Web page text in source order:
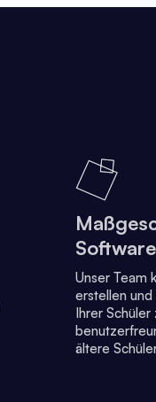
Unser Team
erstellen
Ihrer
ältere